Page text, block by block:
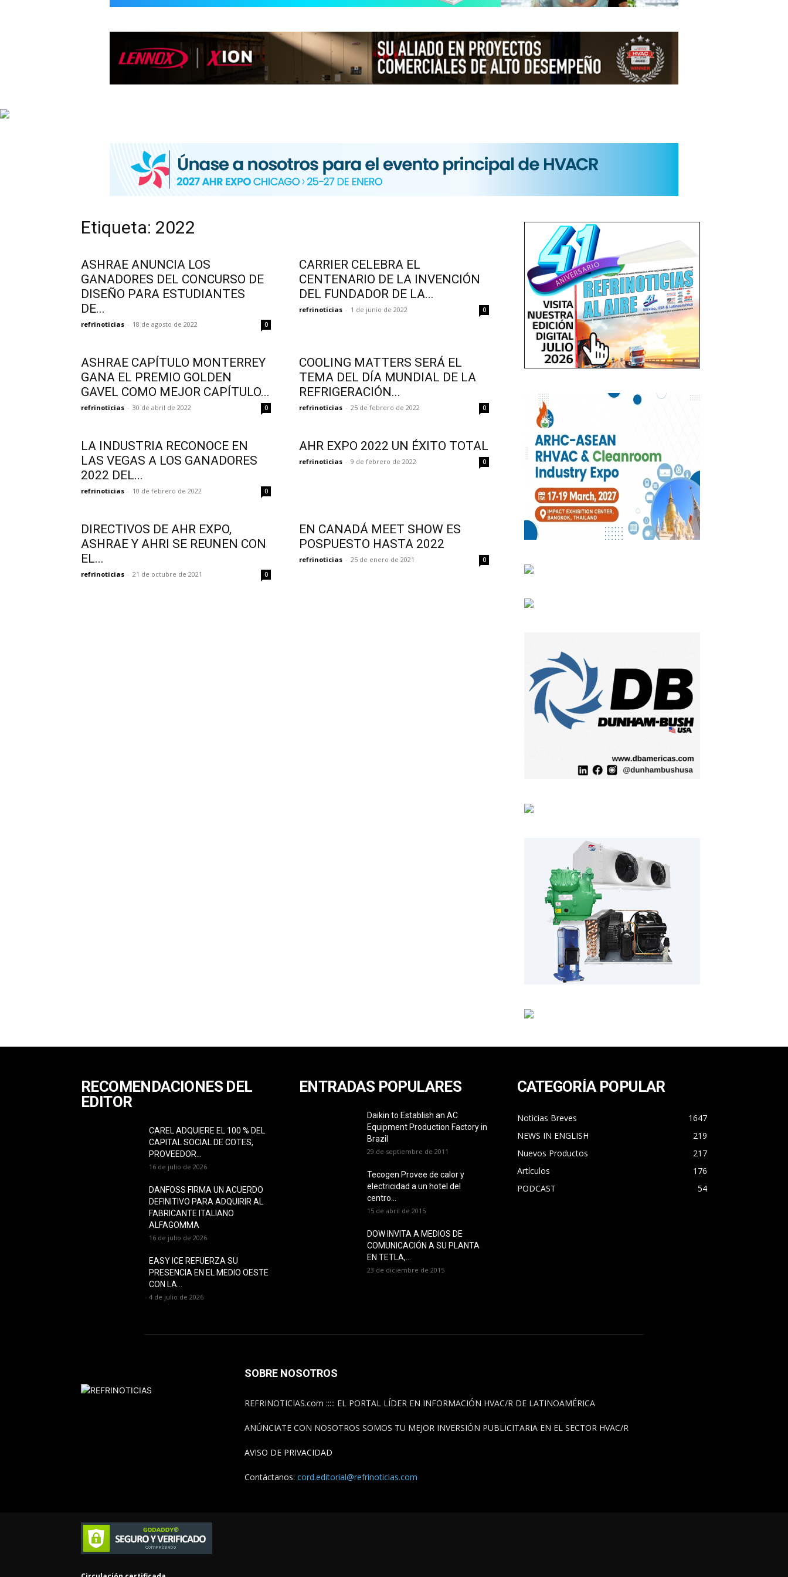
INFORMACIÓN
HVAC/R
LATINOAMÉRICA
Etiqueta: 2022
ASHRAE ANUNCIA LOS
GANADORES DEL CONCURSO DE
DISEÑO PARA ESTUDIANTES
DE...
refrinoticias - 18 de agosto de 2022 0
CARRIER CELEBRA EL
CENTENARIO DE LA INVENCIÓN
DEL FUNDADOR DE LA...
refrinoticias - 1 de junio de 2022 0
ASHRAE CAPÍTULO MONTERREY
GANA EL PREMIO GOLDEN
GAVEL COMO MEJOR CAPÍTULO...
refrinoticias - 30 de abril de 2022 0
COOLING MATTERS SERÁ EL
TEMA DEL DÍA MUNDIAL DE LA
REFRIGERACIÓN...
refrinoticias - 25 de febrero de 2022 0
LA INDUSTRIA RECONOCE EN
LAS VEGAS A LOS GANADORES
2022 DEL...
refrinoticias - 10 de febrero de 2022 0
AHR EXPO 2022 UN ÉXITO TOTAL
refrinoticias - 9 de febrero de 2022 0
DIRECTIVOS DE AHR EXPO,
ASHRAE Y AHRI SE REUNEN CON
EL...
refrinoticias - 21 de octubre de 2021 0
EN CANADÁ MEET SHOW ES
POSPUESTO HASTA 2022
refrinoticias - 25 de enero de 2021 0
RECOMENDACIONES DEL
EDITOR
CAREL ADQUIERE EL 100 % DEL
CAPITAL SOCIAL DE COTES,
PROVEEDOR...
16 de julio de 2026
DANFOSS FIRMA UN ACUERDO
DEFINITIVO PARA ADQUIRIR AL
FABRICANTE ITALIANO
ALFAGOMMA
16 de julio de 2026
EASY ICE REFUERZA SU
PRESENCIA EN EL MEDIO OESTE
CON LA...
4 de julio de 2026
ENTRADAS POPULARES
Daikin to Establish an AC
Equipment Production Factory in
Brazil
29 de septiembre de 2011
Tecogen Provee de calor y
electricidad a un hotel del
centro...
15 de abril de 2015
DOW INVITA A MEDIOS DE
COMUNICACIÓN A SU PLANTA
EN TETLA,...
23 de diciembre de 2015
CATEGORÍA POPULAR
Noticias Breves
1647
NEWS IN ENGLISH
219
Nuevos Productos
217
Artículos
176
PODCAST
54
SOBRE NOSOTROS
REFRINOTICIAS.com ::::: EL PORTAL LÍDER EN INFORMACIÓN HVAC/R DE LATINOAMÉRICA
ANÚNCIATE CON NOSOTROS SOMOS TU MEJOR INVERSIÓN PUBLICITARIA EN EL SECTOR HVAC/R
AVISO DE PRIVACIDAD
Contáctanos: cord.editorial@refrinoticias.com